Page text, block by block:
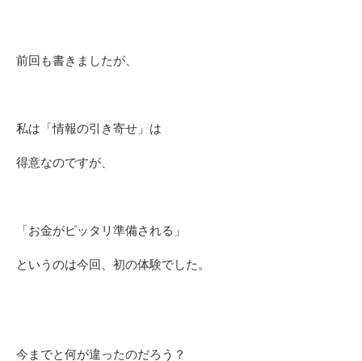
前回も書きましたが、
私は「情報の引き寄せ」は
得意なのですが、
「お金がピッタリ準備される」
というのは今回、初の体験でした。
今までと何が違ったのだろう？